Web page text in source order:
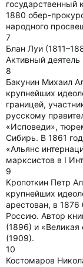
государственный
1880 обер-
народного
7
Блан Луи
Активный
8
Бакунин Михаил
крупнейших
границей,
русскому
«Исповеди»,
Сибирь. В 1861
«Альянс
марксистов в I
9
Кропоткин Петр
крупнейших
арестован, в 1876
Россию. Автор
(1896) и
(1909).
10
Костомаров